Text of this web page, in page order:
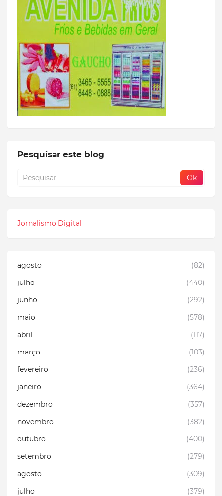
Pesquisar este blog
Jornalismo Digital
agosto
(82)
julho
(440)
junho
(292)
maio
(578)
abril
(117)
março
(103)
fevereiro
(236)
janeiro
(364)
dezembro
(357)
novembro
(382)
outubro
(400)
setembro
(279)
agosto
(309)
julho
(379)